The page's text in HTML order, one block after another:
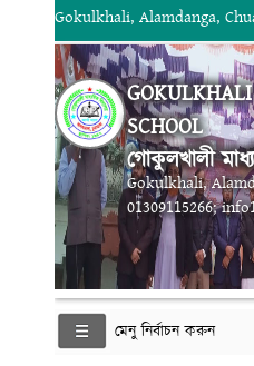
Gokulkhali, Alamdanga,
SCHOOL
গোকুলখালী
Gokulkhali,
01309115266;
মেনু নির্বাচন করুন